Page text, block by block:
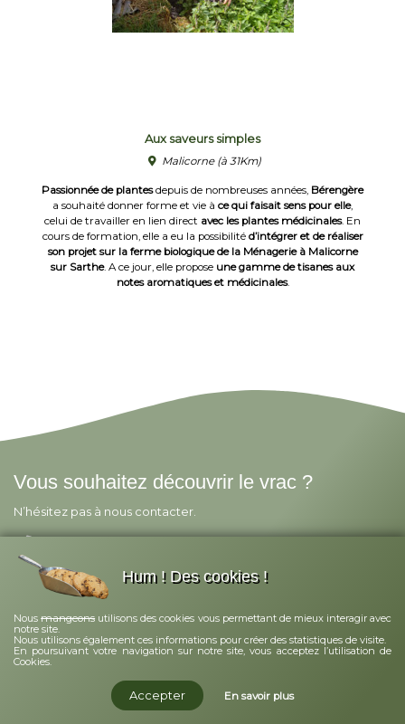
Aux saveurs simples
Malicorne(à 31Km)
Passionnée de plantesdepuis de nombreuses années, Bérengère
a souhaité donner forme et vie à ce qui faisait sens pour elle,
celui de travailler en lien direct avec les plantes médicinales. En
cours de formation, elle a eu la possibilité d’intégrer et de réaliser
son projet sur la ferme biologique de la Ménagerie à Malicorne
sur Sarthe. A ce jour, elle propose une gamme de tisanes aux
notes aromatiques et médicinales.
Vous souhaitez découvrir le vrac ?
N’hésitez pas à nous contacter.
contact@annagram-epicerie-vrac.fr
Découvrir nos produits
Préparez votre liste de course !
Hum ! Des cookies !
Nousmangeons utilisons des cookies vous permettant de mieux interagir avec
notre site.
Nous utilisons également ces informations pour créer des statistiques de visite.
En poursuivant votre navigation sur notre site, vous acceptez l’utilisation de
Cookies.
Accepter En savoir plus